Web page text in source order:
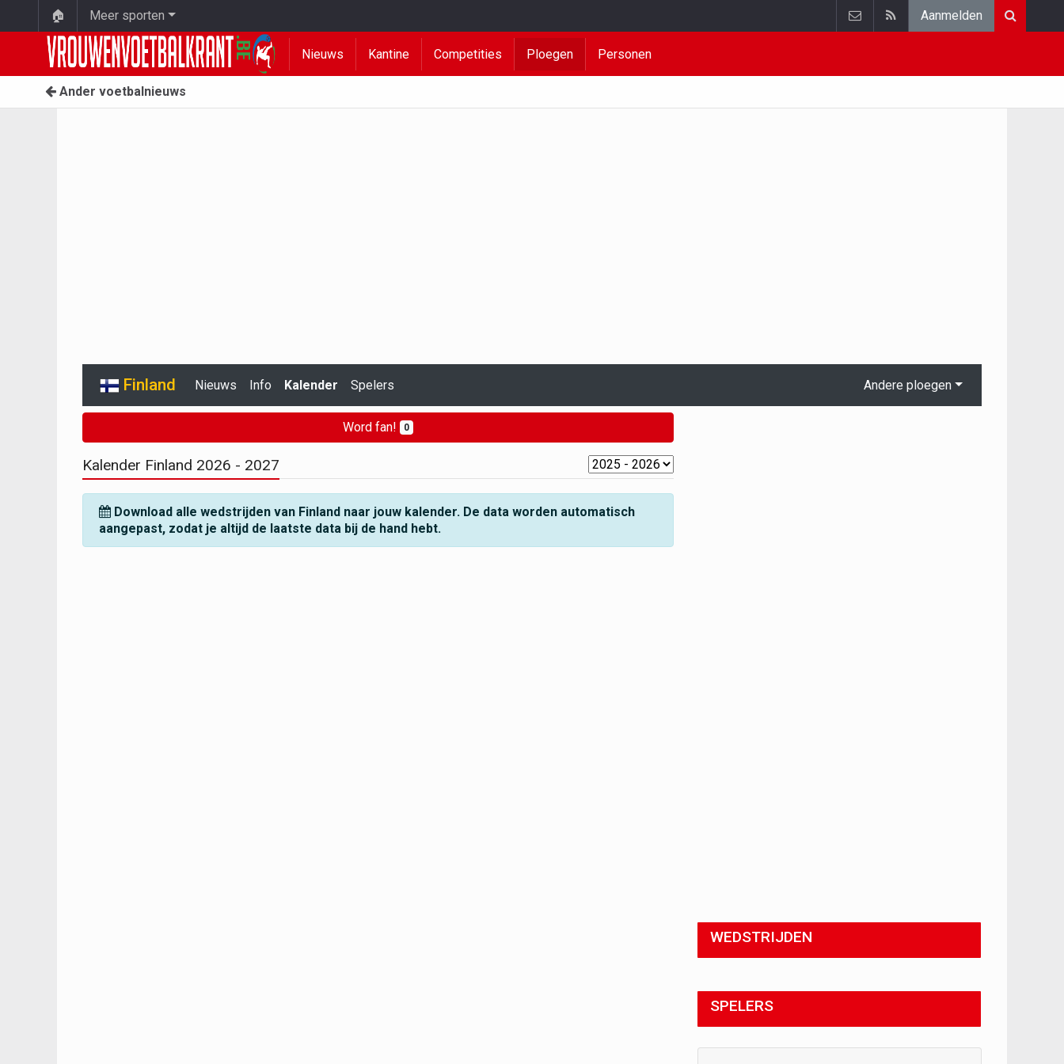
🏠 Meer sporten Aanmelden
Nieuws Kantine Competities Ploegen Personen
Ander voetbalnieuws
Finland Nieuws Info Kalender Spelers Andere ploegen
Word fan! 0
Kalender Finland 2026 - 2027
Download alle wedstrijden van Finland naar jouw kalender. De data worden automatisch
aangepast, zodat je altijd de laatste data bij de hand hebt.
WEDSTRIJDEN
SPELERS